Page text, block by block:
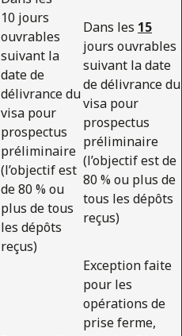
10 jours
ouvrables
suivant la
date de
délivrance du
visa pour
prospectus
préliminaire
(l’objectif est
de 80 % ou
plus de tous
les dépôts
reçus)
Dans les 15
jours ouvrables
suivant la date
de délivrance du
visa pour
prospectus
préliminaire
(l’objectif est de
80 % ou plus de
tous les dépôts
reçus)
Exception faite
pour les
opérations de
prise ferme,